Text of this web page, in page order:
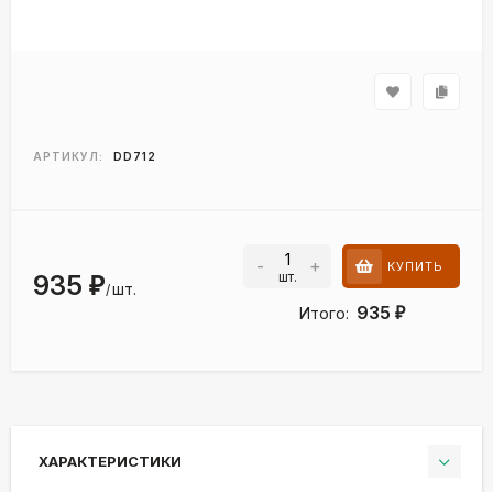
АРТИКУЛ: DD712
935 ₽/шт.
- шт. + КУПИТЬ
Итого: 935 ₽
ХАРАКТЕРИСТИКИ